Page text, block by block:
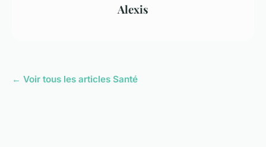
Alexis
← Voir tous les articles Santé